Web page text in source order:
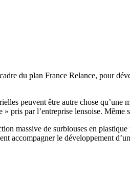
du plan France Relance, pour
peuvent être autre chose qu’une
pris par l’entreprise lensoise.
massive de surblouses en
accompagner le développement